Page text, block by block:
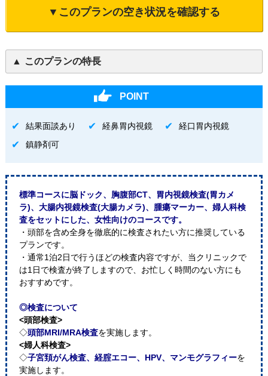
▼このプランの空き状況を確認する
このプランの特長
POINT
結果面談あり 経鼻胃内視鏡
経口胃内視鏡
鎮静剤可
標準コースに脳ドック、胸腹部CT、胃内視鏡検査(胃カメ
ラ)、大腸内視鏡検査(大腸カメラ)、腫瘍マーカー、婦人科検
査をセットにした、女性向けのコースです。
・頭部を含め全身を徹底的に検査されたい方に推奨している
プランです。
・通常1泊2日で行うほどの検査内容ですが、当クリニックで
は1日で検査が終了しますので、お忙しく時間のない方にも
おすすめです。
◎検査について
<頭部検査>
◇頭部MRI/MRA検査を実施します。
<婦人科検査>
◇子宮頚がん検査、経腟エコー、HPV、マンモグラフィーを
実施します。